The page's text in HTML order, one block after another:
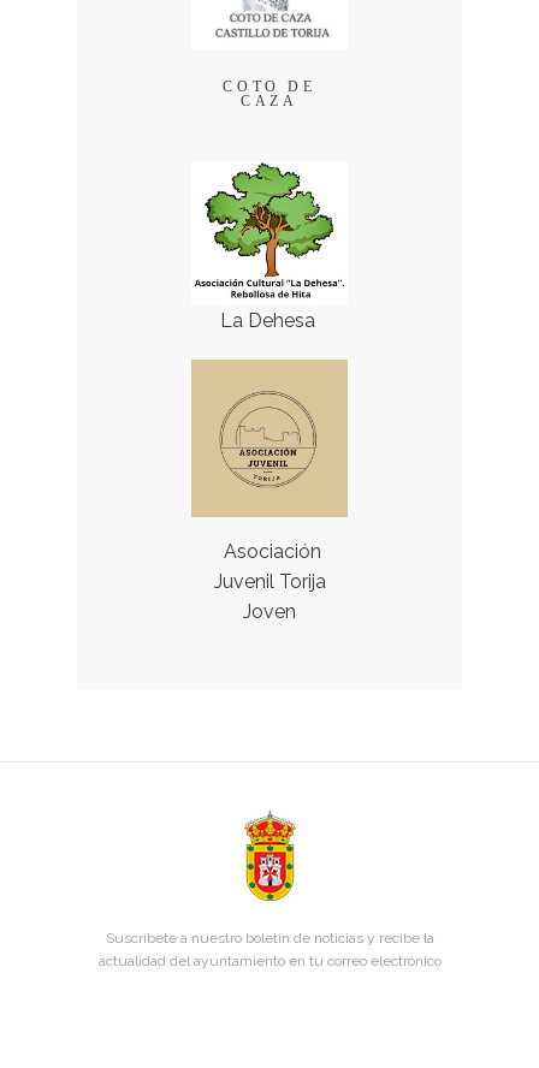
COTO DE
CAZA
La Dehesa
Asociación
Juvenil Torija
Joven
Suscríbete a nuestro boletín de noticias y recibe la
actualidad del ayuntamiento en tu correo electrónico